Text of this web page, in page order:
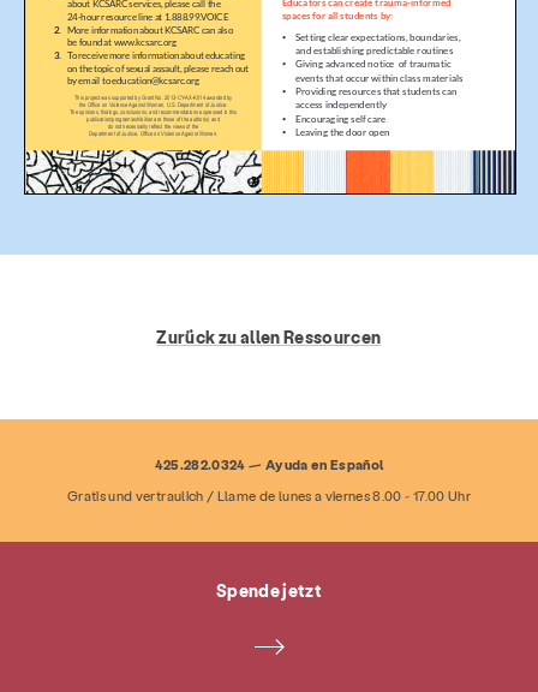
Beschäftigung FAQ
Zurück zu allen Ressourcen
425.282.0324 — Ayuda en Español
Gratis und vertraulich / Llame de lunes a viernes 8.00 - 17.00 Uhr
Spende jetzt